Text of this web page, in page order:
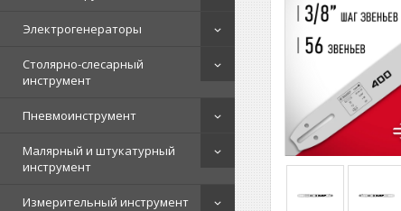
Электрогенераторы
Столярно-слесарный
инструмент
Пневмоинструмент
Малярный и штукатурный
инструмент
Измерительный инструмент